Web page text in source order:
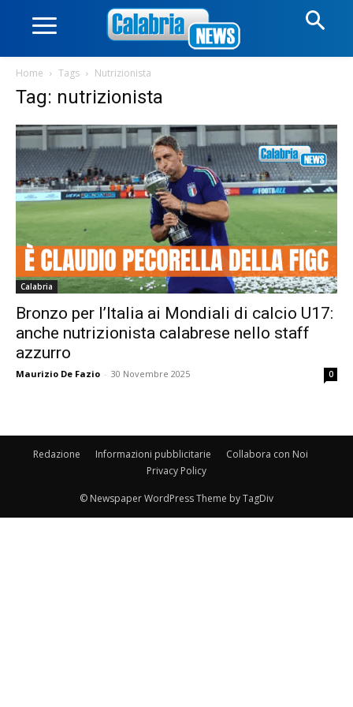
Home Tags Nutrizionista
Tag: nutrizionista
Calabria
Bronzo per l’Italia ai Mondiali di calcio U17:
anche nutrizionista calabrese nello staff
azzurro
Maurizio De Fazio - 30 Novembre 2025 0
Redazione Informazioni pubblicitarie
Collabora con Noi
Privacy Policy
© Newspaper WordPress Theme by TagDiv